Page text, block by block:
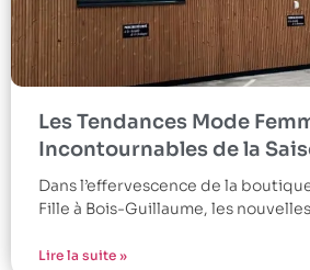
Les Tendances Mode
Incontournables de la
Dans l’effervescence de la
Fille à Bois-Guillaume, les
Lire la suite »